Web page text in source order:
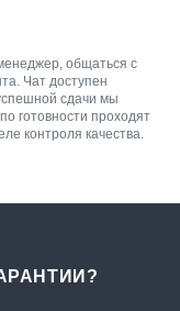
общаться с
Чат доступен
сдачи мы
готовности проходят
контроля качества.